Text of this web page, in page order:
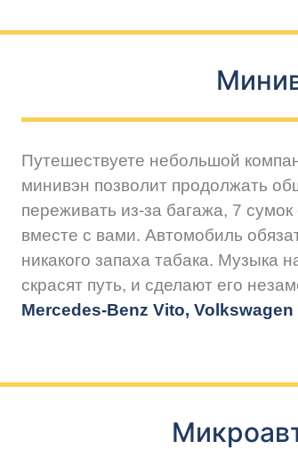
Путешествуете небольшой
минивэн позволит продолжать
переживать из-за багажа, 7
вместе с вами. Автомобиль
никакого запаха табака. Музыка
скрасят путь, и сделают его
Mercedes-Benz Vito,